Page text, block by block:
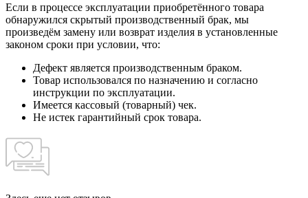
Если в процессе эксплуатации приобретённого товара
обнаружился скрытый производственный брак, мы
произведём замену или возврат изделия в установленные
законом сроки при условии, что:
Дефект является производственным браком.
Товар использовался по назначению и согласно
инструкции по эксплуатации.
Имеется кассовый (товарный) чек.
Не истек гарантийный срок товара.